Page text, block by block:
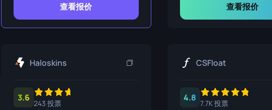
查看报价 查看报价
Haloskins
3.6
243 投票
CSFloat
4.8
7.7K 投票